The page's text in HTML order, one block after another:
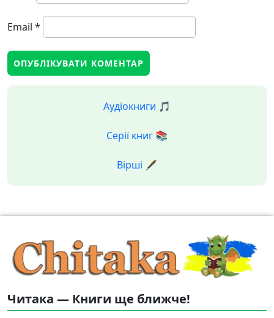
Email *
Аудіокниги 🎵
Серії книг 📚
Вірші 🖋️
Читака — Книги ще ближче!